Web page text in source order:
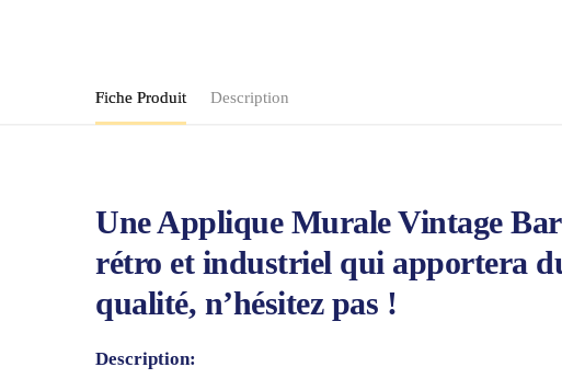
Fiche Produit Description
Une Applique Murale Vintage
rétro et industriel qui apportera
qualité, n’hésitez pas !
Description: